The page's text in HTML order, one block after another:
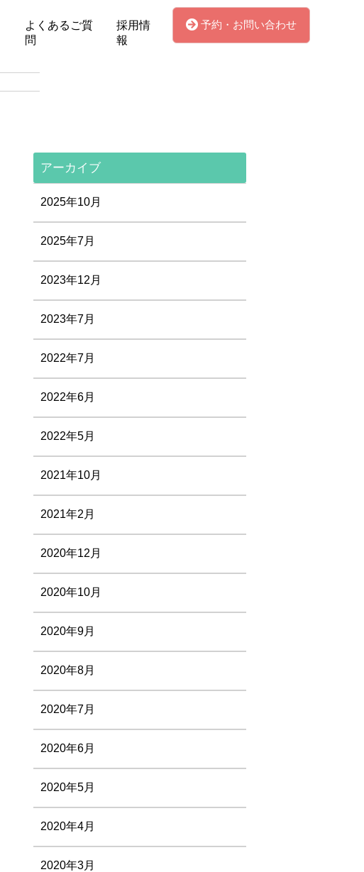
よくあるご質
問
採用情
報
予約・お問い合わせ
アーカイブ
2025年10月
2025年7月
2023年12月
2023年7月
2022年7月
2022年6月
2022年5月
2021年10月
2021年2月
2020年12月
2020年10月
2020年9月
2020年8月
2020年7月
2020年6月
2020年5月
2020年4月
2020年3月